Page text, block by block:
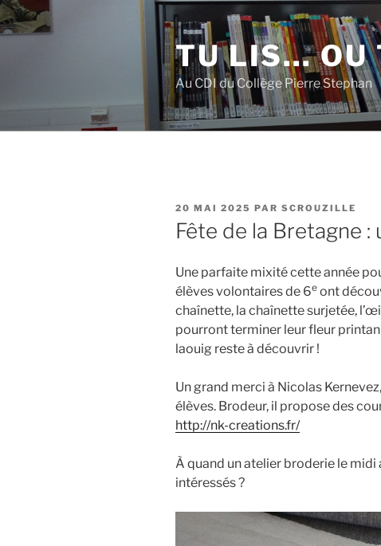
Aller
au
TU LIS… OU
Au CDI du Collège Pierre Stephan
PUBLIÉ
LE
20 MAI 2025 PAR SCROUZILLE
Fête de la Bretagne :
Une parfaite mixité cette année
élèves volontaires de 6e ont
chaînette, la chaînette surjetée,
pourront terminer leur fleur
laouig reste à découvrir !
Un grand merci à Nicolas
élèves. Brodeur, il propose des
http://nk-creations.fr/
À quand un atelier broderie le midi
intéressés ?